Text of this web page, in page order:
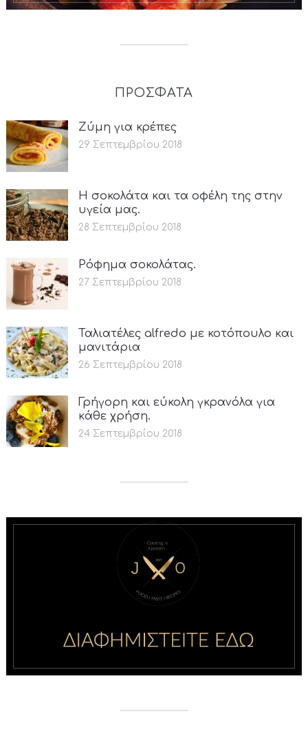
ΠΡΟΣΦΑΤΑ
Ζύμη για κρέπες
29 Σεπτεμβρίου 2018
Η σοκολάτα και τα οφέλη της στην
υγεία μας.
28 Σεπτεμβρίου 2018
Ρόφημα σοκολάτας.
27 Σεπτεμβρίου 2018
Ταλιατέλες alfredo με κοτόπουλο και
μανιτάρια
26 Σεπτεμβρίου 2018
Γρήγορη και εύκολη γκρανόλα για
κάθε χρήση.
24 Σεπτεμβρίου 2018